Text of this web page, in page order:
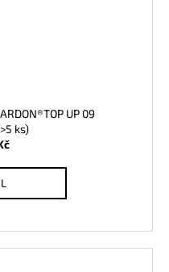
UP 09
ks)